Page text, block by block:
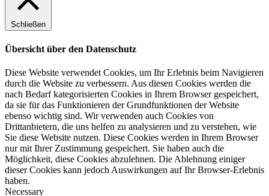
Schließen
Übersicht über den Datenschutz
Diese Website verwendet Cookies, um Ihr Erlebnis beim Navigieren
durch die Website zu verbessern. Aus diesen Cookies werden die
nach Bedarf kategorisierten Cookies in Ihrem Browser gespeichert,
da sie für das Funktionieren der Grundfunktionen der Website
ebenso wichtig sind. Wir verwenden auch Cookies von
Drittanbietern, die uns helfen zu analysieren und zu verstehen, wie
Sie diese Website nutzen. Diese Cookies werden in Ihrem Browser
nur mit Ihrer Zustimmung gespeichert. Sie haben auch die
Möglichkeit, diese Cookies abzulehnen. Die Ablehnung einiger
dieser Cookies kann jedoch Auswirkungen auf Ihr Browser-Erlebnis
haben.
Necessary